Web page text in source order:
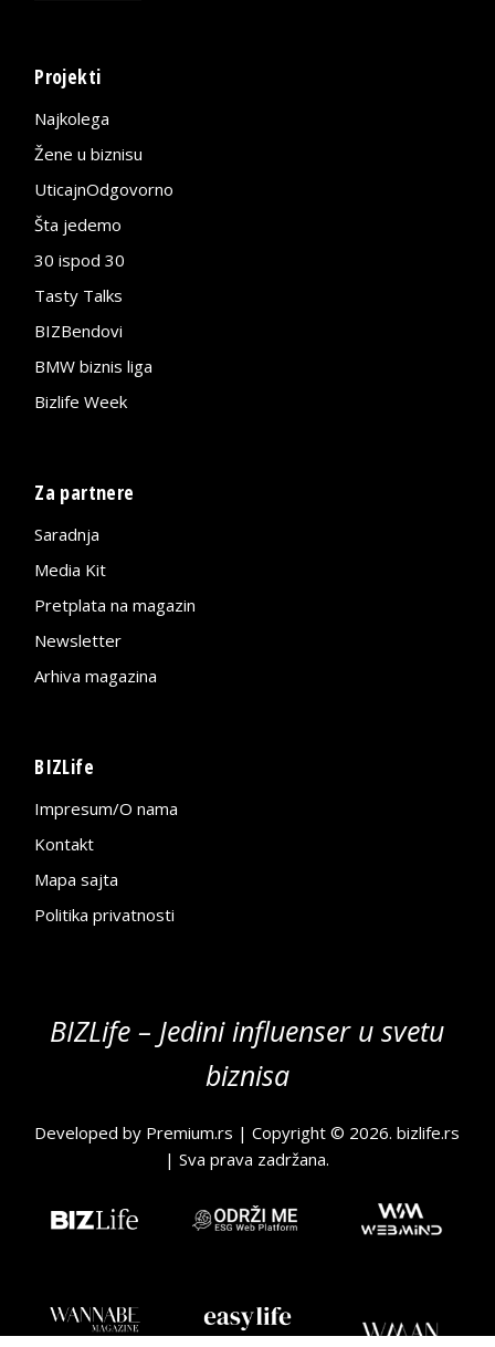
Projekti
Najkolega
Žene u biznisu
UticajnOdgovorno
Šta jedemo
30 ispod 30
Tasty Talks
BIZBendovi
BMW biznis liga
Bizlife Week
Za partnere
Saradnja
Media Kit
Pretplata na magazin
Newsletter
Arhiva magazina
BIZLife
Impresum/O nama
Kontakt
Mapa sajta
Politika privatnosti
BIZLife – Jedini influenser u svetu
biznisa
Developed by Premium.rs | Copyright © 2026.bizlife.rs
| Sva prava zadržana.